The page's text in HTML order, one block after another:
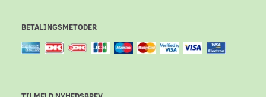
BETALINGSMETODER